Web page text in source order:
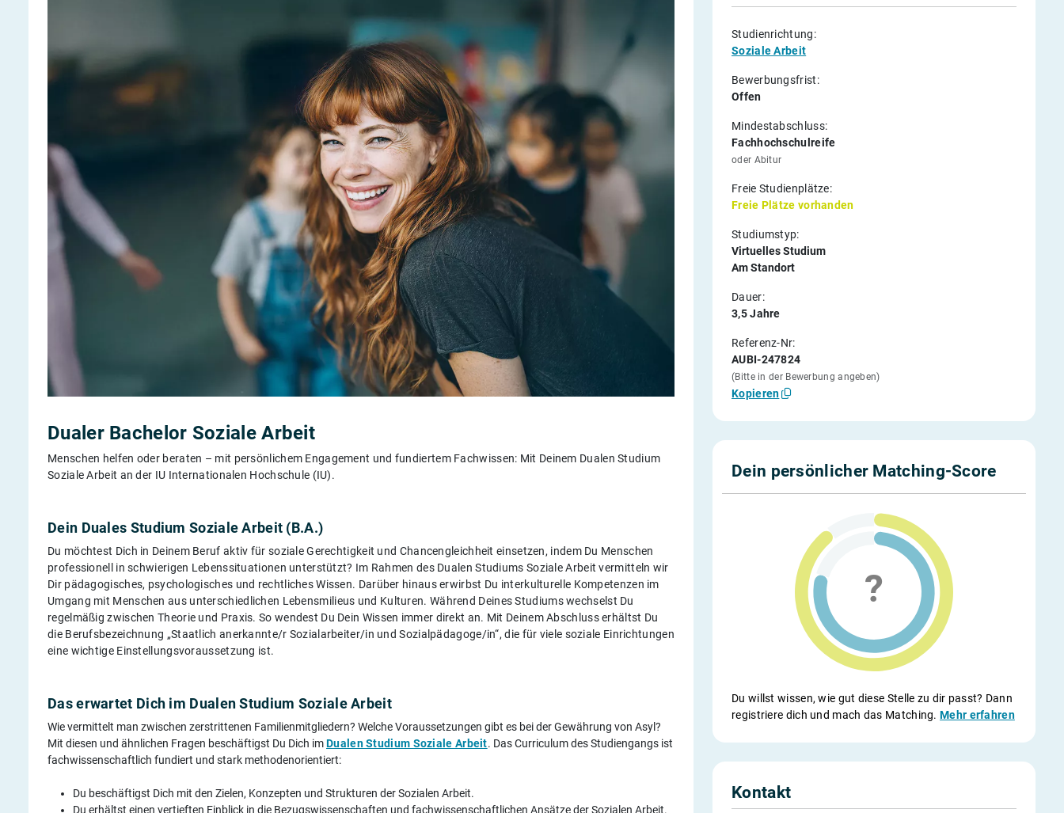
Dualer Bachelor Soziale Arbeit
Menschen helfen oder beraten – mit persönlichem Engagement und fundiertem Fachwissen: Mit Deinem Dualen Studium
Soziale Arbeit an der IU Internationalen Hochschule (IU).
Dein Duales Studium Soziale Arbeit (B.A.)
Du möchtest Dich in Deinem Beruf aktiv für soziale Gerechtigkeit und Chancengleichheit einsetzen, indem Du Menschen
professionell in schwierigen Lebenssituationen unterstützt? Im Rahmen des Dualen Studiums Soziale Arbeit vermitteln wir
Dir pädagogisches, psychologisches und rechtliches Wissen. Darüber hinaus erwirbst Du interkulturelle Kompetenzen im
Umgang mit Menschen aus unterschiedlichen Lebensmilieus und Kulturen. Während Deines Studiums wechselst Du
regelmäßig zwischen Theorie und Praxis. So wendest Du Dein Wissen immer direkt an. Mit Deinem Abschluss erhältst Du
die Berufsbezeichnung „Staatlich anerkannte/r Sozialarbeiter/in und Sozialpädagoge/in“, die für viele soziale Einrichtungen
eine wichtige Einstellungsvoraussetzung ist.
Das erwartet Dich im Dualen Studium Soziale Arbeit
Wie vermittelt man zwischen zerstrittenen Familienmitgliedern? Welche Voraussetzungen gibt es bei der Gewährung von Asyl?
Mit diesen und ähnlichen Fragen beschäftigst Du Dich imDualen Studium Soziale Arbeit. Das Curriculum des Studiengangs ist
fachwissenschaftlich fundiert und stark methodenorientiert:
Du beschäftigst Dich mit den Zielen, Konzepten und Strukturen der Sozialen Arbeit.
Du erhältst einen vertieften Einblick in die Bezugswissenschaften und fachwissenschaftlichen Ansätze der Sozialen Arbeit.
Studienrichtung:
Soziale Arbeit
Bewerbungsfrist:
Offen
Mindestabschluss:
Fachhochschulreife
oder Abitur
Freie Studienplätze:
Freie Plätze vorhanden
Studiumstyp:
Virtuelles Studium
Am Standort
Dauer:
3,5 Jahre
Referenz-Nr:
AUBI-247824
(Bitte in der Bewerbung angeben)
Kopieren
Dein persönlicher Matching-Score
Du willst wissen, wie gut diese Stelle zu dir passt? Dann
registriere dich und mach das Matching.Mehr erfahren
Kontakt